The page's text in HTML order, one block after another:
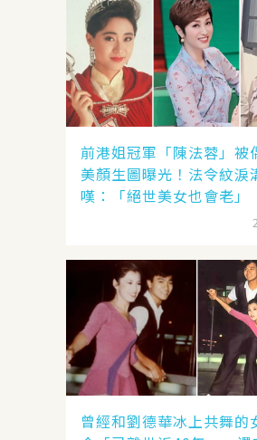
前港姐冠軍「陳法蓉」被
美顏生圖曝光！法令紋淚
嘆：「絕世美女也會老」
曾經和劉德華冰上共舞的